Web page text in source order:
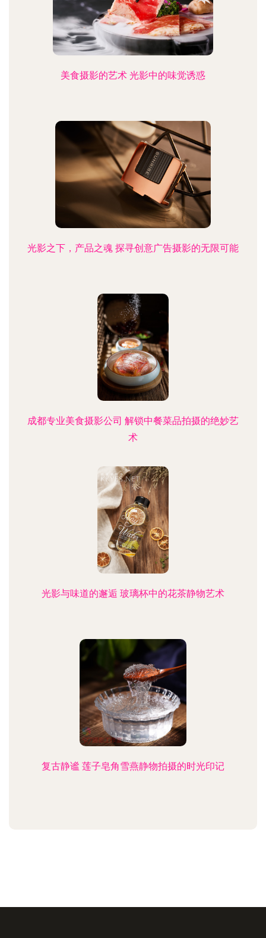
美食摄影的艺术 光影中的味觉诱惑
光影之下，产品之魂 探寻创意广告摄影的无限可能
成都专业美食摄影公司 解锁中餐菜品拍摄的绝妙艺
术
光影与味道的邂逅 玻璃杯中的花茶静物艺术
复古静谧 莲子皂角雪燕静物拍摄的时光印记